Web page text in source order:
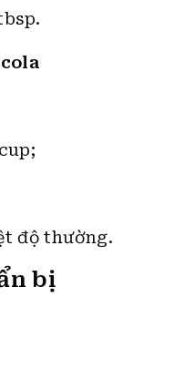
độ thường.
bị